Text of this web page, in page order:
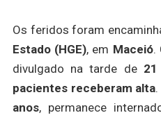
Os feridos foram
Estado (HGE), em Maceió.
divulgado na tarde de
pacientes receberam alta
anos, permanece